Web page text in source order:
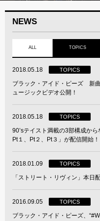
NEWS
ALL TOPICS
2018.05.18 TOPICS
ブラック・アイド・ピーズ 新
ュージックビデオ公開！
2018.05.18 TOPICS
90’sテイスト満載の3部構成か
Pt１、Pt２、Pt３」が配信開始！
2018.01.09 TOPICS
「ストリート・リヴィン」本日
2016.09.05 TOPICS
ブラック・アイド・ピーズ、